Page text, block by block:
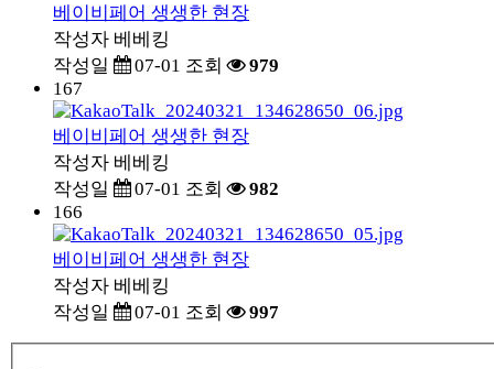
베이비페어 생생한 현장
작성자 베베킹
작성일
07-01 조회
979
167
베이비페어 생생한 현장
작성자 베베킹
작성일
07-01 조회
982
166
베이비페어 생생한 현장
작성자 베베킹
작성일
07-01 조회 997